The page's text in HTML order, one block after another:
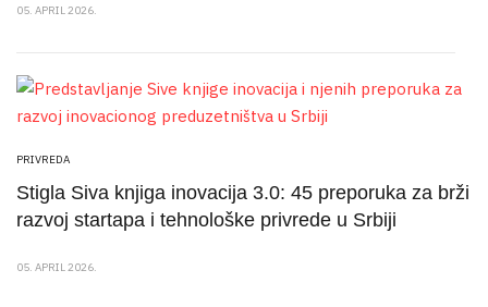
05. APRIL 2026.
PRIVREDA
Stigla Siva knjiga inovacija 3.0: 45 preporuka za brži
razvoj startapa i tehnološke privrede u Srbiji
05. APRIL 2026.